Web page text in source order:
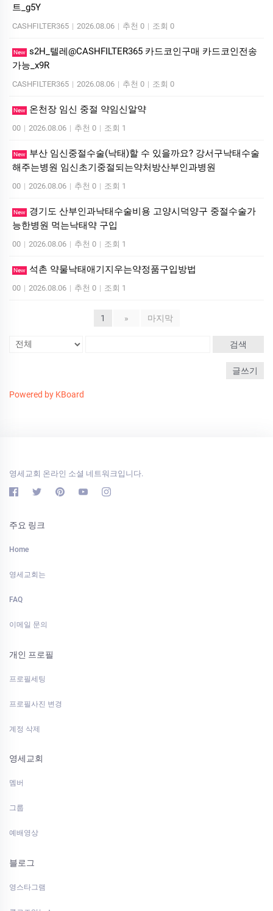
트_g5Y
CASHFILTER365 | 2026.08.06 | 추천 0 | 조회 0
New s2H_텔레@CASHFILTER365 카드코인구매 카드코인전송
가능_x9R
CASHFILTER365 | 2026.08.06 | 추천 0 | 조회 0
New 온천장 임신 중절 약임신알약
00 | 2026.08.06 | 추천 0 | 조회 1
New
부산 임신중절수술(낙태)할 수 있을까요? 강서구낙태수술
해주는병원 임신초기중절되는약처방산부인과병원
00 | 2026.08.06 | 추천 0 | 조회 1
New
경기도 산부인과낙태수술비용 고양시덕양구 중절수술가
능한병원 먹는낙­태약 구입
00 | 2026.08.06 | 추천 0 | 조회 1
New 석촌 약물낙태애기지우는약정품구입방법
00 | 2026.08.06 | 추천 0 | 조회 1
1 » 마지막
검색
글쓰기
Powered by KBoard
영세교회 온라인 소셜 네트워크입니다.
주요 링크
Home
영세교회는
FAQ
이메일 문의
개인 프로필
프로필세팅
프로필사진 변경
계정 삭제
영세교회
멤버
그룹
예배영상
블로그
영스타그램